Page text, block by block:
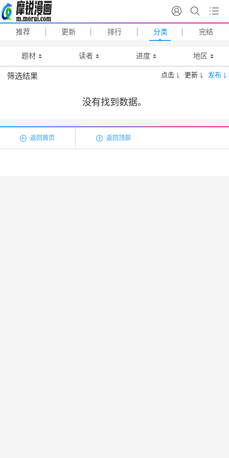
推荐 更新 排行 分类 完结
题材 读者 进度 地区
筛选结果 发布
更新
点击
没有找到数据。
返回首页 返回顶部